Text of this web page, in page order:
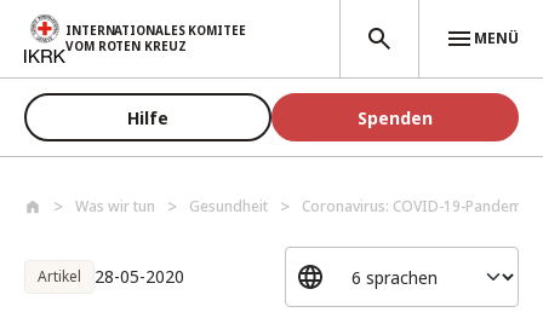
Direkt zum Inhalt
INTERNATIONALES KOMITEE
VOM ROTEN KREUZ
MENÜ
Hilfe Spenden
Was wir tun Gesundheit Coronavirus: COVID-19-Pandemie
Artikel 28-05-2020